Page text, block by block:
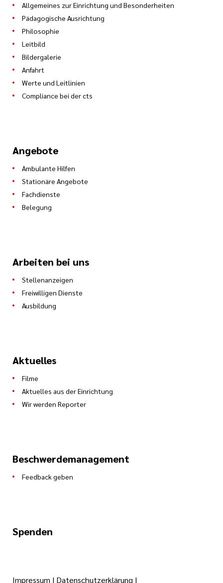
Allgemeines zur Einrichtung und Besonderheiten
Pädagogische Ausrichtung
Philosophie
Leitbild
Bildergalerie
Anfahrt
Werte und Leitlinien
Compliance bei der cts
Angebote
Ambulante Hilfen
Stationäre Angebote
Fachdienste
Belegung
Arbeiten bei uns
Stellenanzeigen
Freiwilligen Dienste
Ausbildung
Aktuelles
Filme
Aktuelles aus der Einrichtung
Wir werden Reporter
Beschwerdemanagement
Feedback geben
Spenden
Impressum | Datenschutzerklärung |